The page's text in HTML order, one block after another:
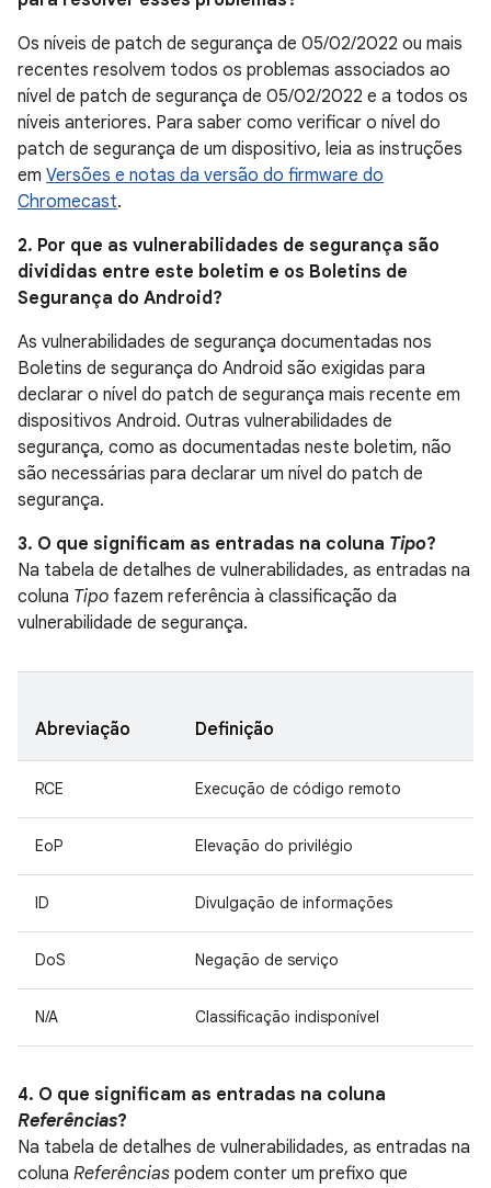
Os níveis de patch de segurança de 05/02/2022 ou mais
recentes resolvem todos os problemas associados ao
nível de patch de segurança de 05/02/2022 e a todos os
níveis anteriores. Para saber como verificar o nível do
patch de segurança de um dispositivo, leia as instruções
em Versões e notas da versão do firmware do
Chromecast.
2. Por que as vulnerabilidades de segurança são
divididas entre este boletim e os Boletins de
Segurança do Android?
As vulnerabilidades de segurança documentadas nos
Boletins de segurança do Android são exigidas para
declarar o nível do patch de segurança mais recente em
dispositivos Android. Outras vulnerabilidades de
segurança, como as documentadas neste boletim, não
são necessárias para declarar um nível do patch de
segurança.
3. O que significam as entradas na coluna Tipo?
Na tabela de detalhes de vulnerabilidades, as entradas na
coluna Tipo fazem referência à classificação da
vulnerabilidade de segurança.
Abreviação Definição
RCE Execução de código remoto
EoP Elevação do privilégio
ID Divulgação de informações
DoS Negação de serviço
N/A Classificação indisponível
4. O que significam as entradas na coluna
Referências?
Na tabela de detalhes de vulnerabilidades, as entradas na
coluna Referências podem conter um prefixo que